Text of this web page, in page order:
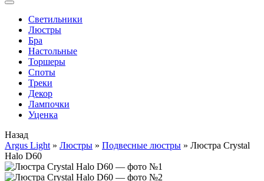
Cветильники
Люстры
Бра
Настольные
Торшеры
Споты
Треки
Декор
Лампочки
Уценка
Назад
Argus Light » Люстры » Подвесные люстры » Люстра Crystal
Halo D60